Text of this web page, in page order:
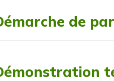
de